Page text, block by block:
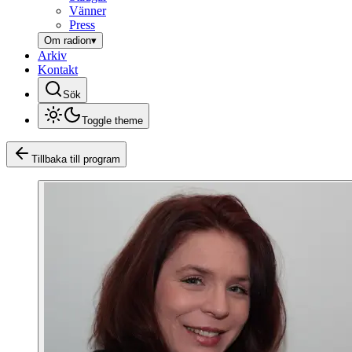
Vänner
Press
Om radion▾
Arkiv
Kontakt
Sök
Toggle theme
Tillbaka till program